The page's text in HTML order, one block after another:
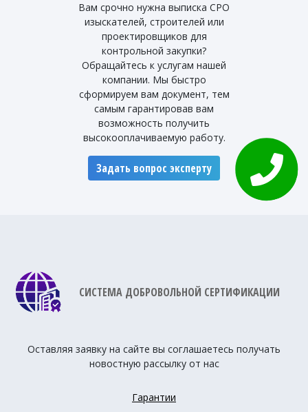
Вам срочно нужна выписка СРО
изыскателей, строителей или
проектировщиков для
контрольной закупки?
Обращайтесь к услугам нашей
компании. Мы быстро
сформируем вам документ, тем
самым гарантировав вам
возможность получить
высокооплачиваемую работу.
Задать вопрос эксперту
СИСТЕМА ДОБРОВОЛЬНОЙ СЕРТИФИКАЦИИ
Оставляя заявку на сайте вы соглашаетесь получать
новостную рассылку от нас
Гарантии